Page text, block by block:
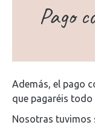
Pago
Además, el pago
que pagaréis todo
Nosotras tuvimos